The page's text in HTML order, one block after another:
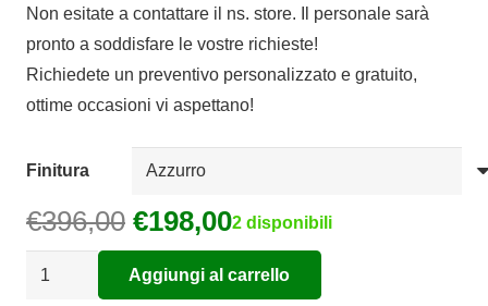
prezzo:
da
€198,00
a
€215,00
Non esitate a contattare il ns. store. Il personale sarà
pronto a soddisfare le vostre richieste!
Richiedete un preventivo personalizzato e gratuito,
ottime occasioni vi aspettano!
Finitura
€396,00 Il
prezzo
originale
€198,00Il
prezzo
attuale
2 disponibili
Piantana
Centipede
Aggiungi al carrello